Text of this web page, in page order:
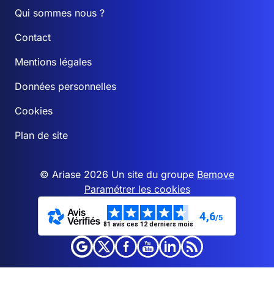
Qui sommes nous ?
Contact
Mentions légales
Données personnelles
Cookies
Plan de site
© Ariase 2026 Un site du groupe Bemove
Paramétrer les cookies
81 avis ces 12 derniers mois
4,6/5